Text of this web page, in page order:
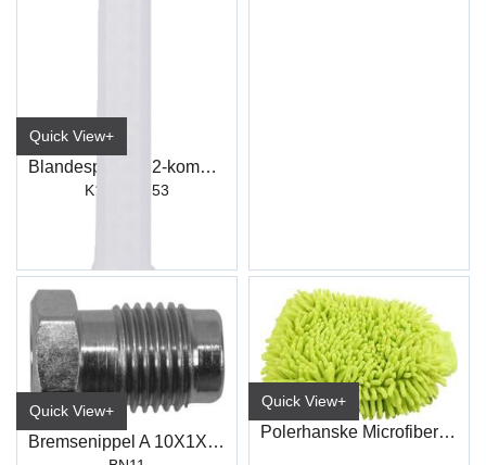
Quick View+
Blandespiss for 2-komponent plastlim
K151 / K153
Quick View+
Bremsenippel A 10X1X5 11X16,7
Quick View+
Polerhanske Microfiber 25 x 18 cm